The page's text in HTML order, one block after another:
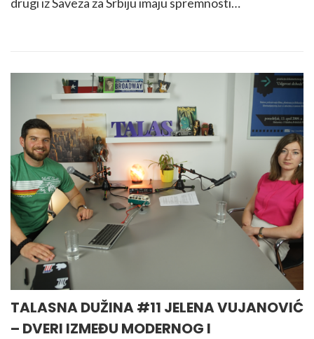
TALASNA DUŽINA #11 JELENA VUJANOVIĆ
– DVERI IZMEĐU MODERNOG I